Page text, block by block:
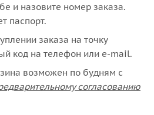
и назовите номер заказа.
паспорт.
заказа на точку
код на телефон или e-mail.
возможен по будням с
согласованию